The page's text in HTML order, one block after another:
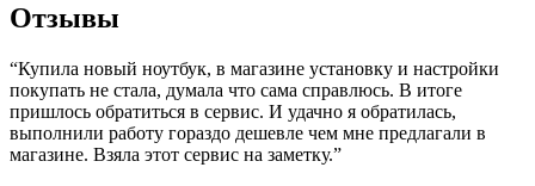
Отзывы
“Купила новый ноутбук, в магазине установку и настройки
покупать не стала, думала что сама справлюсь. В итоге
пришлось обратиться в сервис. И удачно я обратилась,
выполнили работу гораздо дешевле чем мне предлагали в
магазине. Взяла этот сервис на заметку.”